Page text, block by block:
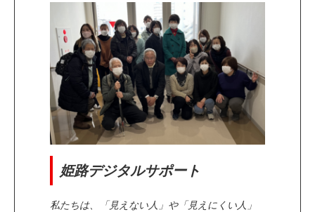
姫路デジタルサポート
私たちは、「見えない人」や「見えにくい人」